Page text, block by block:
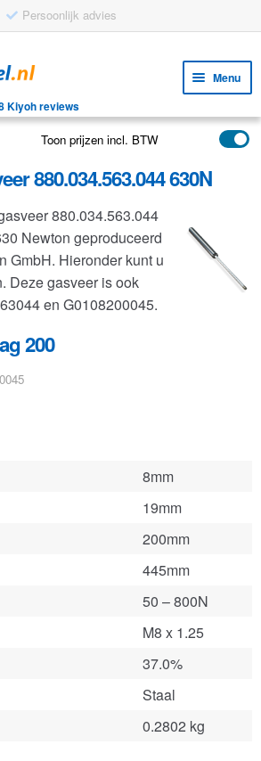
Persoonlijk advies
Menu
Kiyoh reviews
Toon prijzen incl. BTW
880.034.563.044 630N
880.034.563.044
Newton geproduceerd
GmbH. Hieronder kunt u
Deze gasveer is ook
en G0108200045.
200
8mm
19mm
200mm
445mm
50 – 800N
M8 x 1.25
37.0%
Staal
0.2802 kg